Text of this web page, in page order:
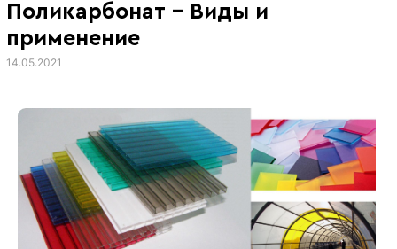
Поликарбонат - Виды и
применение
14.05.2021